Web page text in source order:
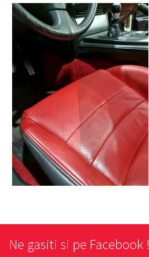
Ne gasiti si pe Facebook !